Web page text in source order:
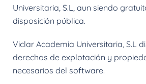
Universitaria, S.L, aun siendo
disposición pública.
Viclar Academia Universitaria, S.L
derechos de explotación y
necesarios del software.